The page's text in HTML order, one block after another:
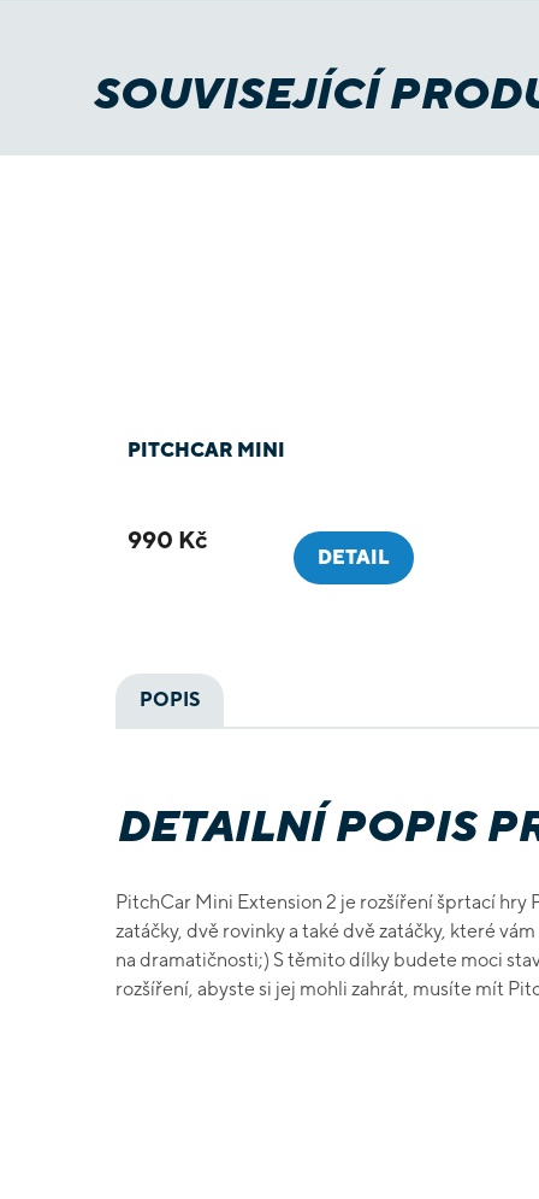
SOUVISEJÍCÍ
PITCHCAR MINI
990 Kč
DETAIL
POPIS
DETAILNÍ POPIS
PitchCar Mini Extension 2 je rozšíření šprtací hry
zatáčky, dvě rovinky a také dvě zatáčky, které
na dramatičnosti;) S těmito dílky budete moci
rozšíření, abyste si jej mohli zahrát, musíte mít